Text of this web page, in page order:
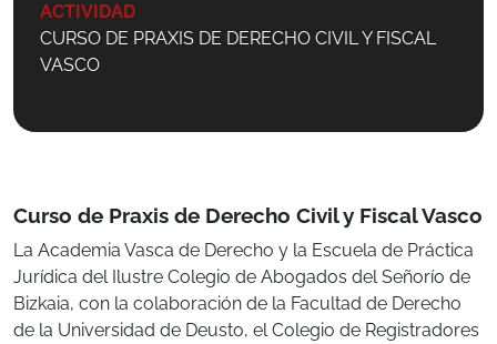
ACTIVIDAD
CURSO DE PRAXIS DE DERECHO CIVIL Y FISCAL
VASCO
Curso de Praxis de Derecho Civil y Fiscal Vasco
La Academia Vasca de Derecho y la Escuela de Práctica
Jurídica del Ilustre Colegio de Abogados del Señorío de
Bizkaia, con la colaboración de la Facultad de Derecho
de la Universidad de Deusto, el Colegio de Registradores